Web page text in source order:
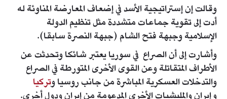
وقالت إن إستراتيجية الأسد في إضعاف المعارضة المناوئة له
أدت إلى تقوية جماعات متشددة مثل تنظيم الدولة
الإسلامية وجبهة فتح الشام (جبهة النصرة سابقا).
وأشارت إلى أن الصراع في سوريا يعتبر شائكا وتحدثت عن
الأطراف المتقاتلة وعن القوى الأخرى المتورطة في الصراع
والتدخلات العسكرية المباشرة من جانب روسيا وتركيا